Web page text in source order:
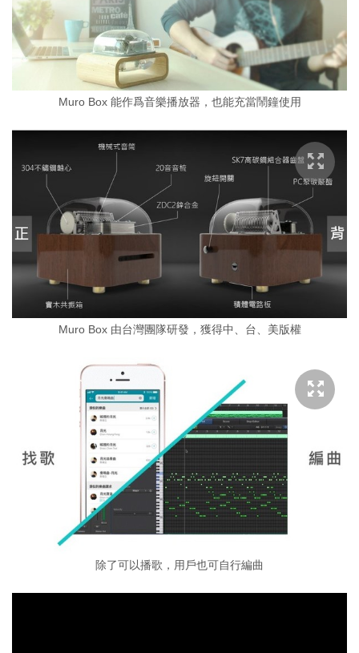
Muro Box 能作爲音樂播放器，也能充當鬧鐘使用
Muro Box 由台灣團隊研發，獲得中、台、美版權
除了可以播歌，用戶也可自行編曲